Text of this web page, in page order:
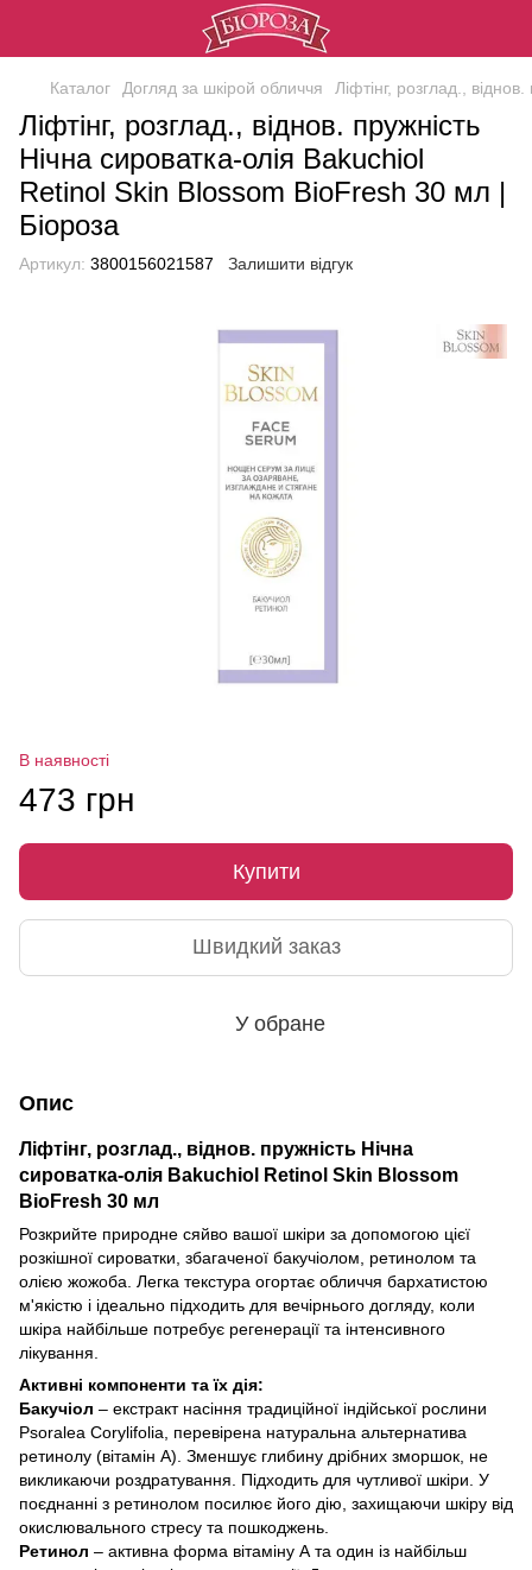
Каталог Догляд за шкірой обличчя Ліфтінг, розглад.,
Ліфтінг, розглад., віднов. пружність
Нічна сироватка-олія Bakuchiol
Retinol Skin Blossom BioFresh 30 мл |
Біороза
Артикул: 3800156021587 Залишити відгук
В наявності
473 грн
Купити
Швидкий заказ
У обране
Опис
Ліфтінг, розглад., віднов. пружність Нічна
сироватка-олія Bakuchiol Retinol Skin Blossom
BioFresh 30 мл
Розкрийте природне сяйво вашої шкіри за допомогою цієї
розкішної сироватки, збагаченої бакучіолом, ретинолом та
олією жожоба. Легка текстура огортає обличчя бархатистою
м'якістю і ідеально підходить для вечірнього догляду, коли
шкіра найбільше потребує регенерації та інтенсивного
лікування.
Активні компоненти та їх дія:
Бакучіол – екстракт насіння традиційної індійської рослини
Psoralea Corylifolia, перевірена натуральна альтернатива
ретинолу (вітамін А). Зменшує глибину дрібних зморшок, не
викликаючи роздратування. Підходить для чутливої ​​шкіри. У
поєднанні з ретинолом посилює його дію, захищаючи шкіру від
окислювального стресу та пошкоджень.
Ретинол – активна форма вітаміну А та один із найбільш